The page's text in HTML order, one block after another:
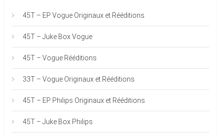
45T – EP Vogue Originaux et Rééditions
45T – Juke Box Vogue
45T – Vogue Rééditions
33T – Vogue Originaux et Rééditions
45T – EP Philips Originaux et Rééditions
45T – Juke Box Philips